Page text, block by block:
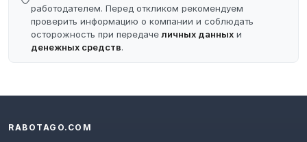
работодателем. Перед откликом рекомендуем
проверить информацию о компании и соблюдать
осторожность при передачеличных данных и
денежных средств.
RABOTAGO.COM